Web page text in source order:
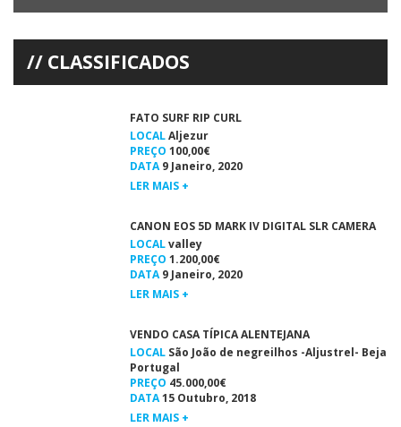
Natação – 20º Circuito de Mar do Algarve 2012COMPETIÇÃO
CLASSIFICADOS
FATO SURF RIP CURL
LOCALAljezur
PREÇO 100,00€
DATA9 Janeiro, 2020
LER MAIS +
CANON EOS 5D MARK IV DIGITAL SLR CAMERA
LOCALvalley
PREÇO 1.200,00€
DATA9 Janeiro, 2020
LER MAIS +
VENDO CASA TÍPICA ALENTEJANA
LOCAL São João de negreilhos -Aljustrel- Beja
Portugal
PREÇO 45.000,00€
DATA15 Outubro, 2018
LER MAIS +